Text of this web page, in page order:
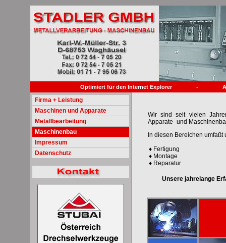
Optimiert für den Internet Explorer -
Firma + Leistung
Maschinen und Apparate
Metallbearbeitung
Maschinenbau
Impressum
Datenschutz
Wir sind seit vielen
Apparate- und
In diesen Bereichen
♦ Fertigung
♦ Montage
♦ Reparatur
Unsere jahrelange